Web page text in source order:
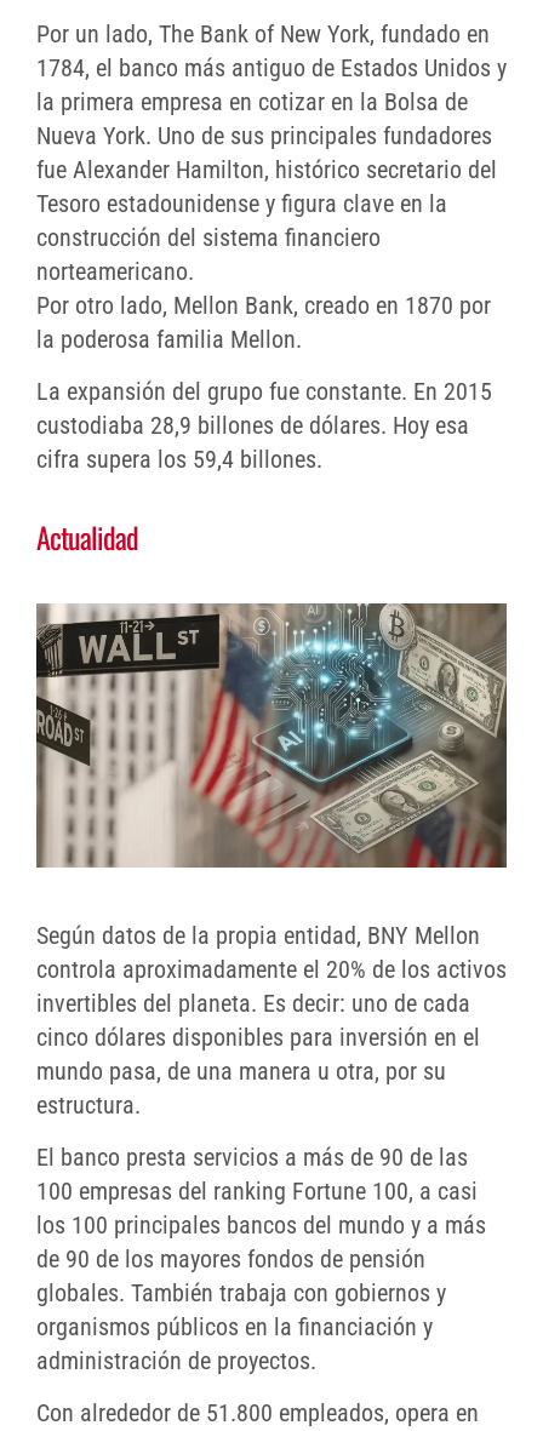
Por un lado, The Bank of New York, fundado en
1784, el banco más antiguo de Estados Unidos y
la primera empresa en cotizar en la Bolsa de
Nueva York. Uno de sus principales fundadores
fue Alexander Hamilton, histórico secretario del
Tesoro estadounidense y figura clave en la
construcción del sistema financiero
norteamericano.
Por otro lado, Mellon Bank, creado en 1870 por
la poderosa familia Mellon.
La expansión del grupo fue constante. En 2015
custodiaba 28,9 billones de dólares. Hoy esa
cifra supera los 59,4 billones.
Actualidad
Según datos de la propia entidad, BNY Mellon
controla aproximadamente el 20% de los activos
invertibles del planeta. Es decir: uno de cada
cinco dólares disponibles para inversión en el
mundo pasa, de una manera u otra, por su
estructura.
El banco presta servicios a más de 90 de las
100 empresas del ranking Fortune 100, a casi
los 100 principales bancos del mundo y a más
de 90 de los mayores fondos de pensión
globales. También trabaja con gobiernos y
organismos públicos en la financiación y
administración de proyectos.
Con alrededor de 51.800 empleados, opera en